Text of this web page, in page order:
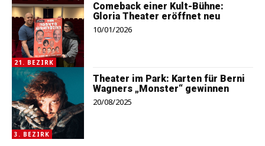
21. BEZIRK
Comeback einer Kult-Bühne:
Gloria Theater eröffnet neu
10/01/2026
3. BEZIRK
Theater im Park: Karten für Berni
Wagners „Monster“ gewinnen
20/08/2025